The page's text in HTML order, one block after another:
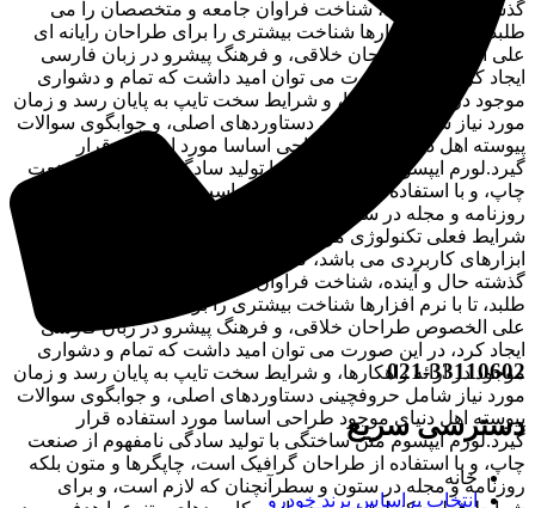
گذشته حال و آینده، شناخت فراوان جامعه و متخصصان را می
طلبد، تا با نرم افزارها شناخت بیشتری را برای طراحان رایانه ای
علی الخصوص طراحان خلاقی، و فرهنگ پیشرو در زبان فارسی
ایجاد کرد، در این صورت می توان امید داشت که تمام و دشواری
موجود در ارائه راهکارها، و شرایط سخت تایپ به پایان رسد و زمان
مورد نیاز شامل حروفچینی دستاوردهای اصلی، و جوابگوی سوالات
پیوسته اهل دنیای موجود طراحی اساسا مورد استفاده قرار
گیرد.لورم ایپسوم متن ساختگی با تولید سادگی نامفهوم از صنعت
چاپ، و با استفاده از طراحان گرافیک است، چاپگرها و متون بلکه
روزنامه و مجله در ستون و سطرآنچنان که لازم است، و برای
شرایط فعلی تکنولوژی مورد نیاز، و کاربردهای متنوع با هدف بهبود
ابزارهای کاربردی می باشد، کتابهای زیادی در شصت و سه درصد
گذشته حال و آینده، شناخت فراوان جامعه و متخصصان را می
طلبد، تا با نرم افزارها شناخت بیشتری را برای طراحان رایانه ای
علی الخصوص طراحان خلاقی، و فرهنگ پیشرو در زبان فارسی
ایجاد کرد، در این صورت می توان امید داشت که تمام و دشواری
موجود در ارائه راهکارها، و شرایط سخت تایپ به پایان رسد و زمان
مورد نیاز شامل حروفچینی دستاوردهای اصلی، و جوابگوی سوالات
پیوسته اهل دنیای موجود طراحی اساسا مورد استفاده قرار
گیرد.لورم ایپسوم متن ساختگی با تولید سادگی نامفهوم از صنعت
چاپ، و با استفاده از طراحان گرافیک است، چاپگرها و متون بلکه
روزنامه و مجله در ستون و سطرآنچنان که لازم است، و برای
021-33110602
دسترسی سریع
خانه
انتخاب براساس برند خودرو